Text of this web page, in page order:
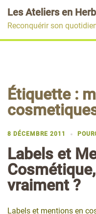
au
contenu
Les Ateliers en
Reconquérir son
Étiquette :
8 DÉCEMBRE 2011
Labels et
vraiment ?
Labels et mentions en